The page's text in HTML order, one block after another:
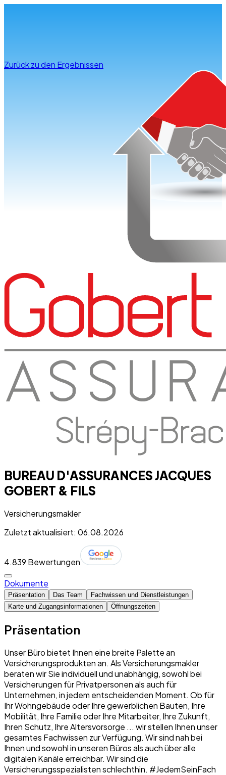
Zurück zu den Ergebnissen
BUREAU D'ASSURANCES JACQUES
GOBERT & FILS
Versicherungsmakler
Zuletzt aktualisiert: 06.08.2026
4.839 Bewertungen
Dokumente
Präsentation Das Team
Fachwissen und Dienstleistungen
Karte und Zugangsinformationen
Öffnungszeiten
Präsentation
Unser Büro bietet Ihnen eine breite Palette an
Versicherungsprodukten an. Als Versicherungsmakler
beraten wir Sie individuell und unabhängig, sowohl bei
Versicherungen für Privatpersonen als auch für
Unternehmen, in jedem entscheidenden Moment. Ob für
Ihr Wohngebäude oder Ihre gewerblichen Bauten, Ihre
Mobilität, Ihre Familie oder Ihre Mitarbeiter, Ihre Zukunft,
Ihren Schutz, Ihre Altersvorsorge ... wir stellen Ihnen unser
gesamtes Fachwissen zur Verfügung. Wir sind nah bei
Ihnen und sowohl in unseren Büros als auch über alle
digitalen Kanäle erreichbar. Wir sind die
Versicherungsspezialisten schlechthin. #JedemSeinFach